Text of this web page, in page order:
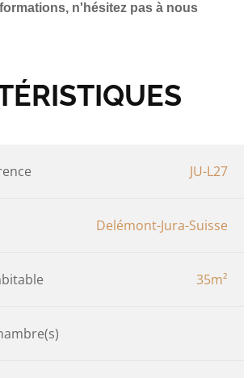
n'hésitez pas à nous
JU-L27
Delémont-Jura-Suisse
35m²